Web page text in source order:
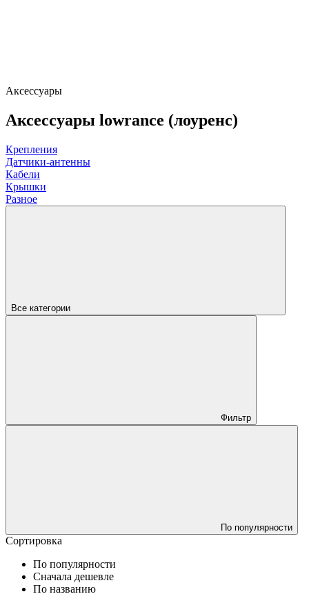
Аксессуары
Аксессуары lowrance (лоуренс)
Крепления
Датчики-антенны
Кабели
Крышки
Разное
Все категории
Фильтр
По популярности
Сортировка
По популярности
Сначала дешевле
По названию